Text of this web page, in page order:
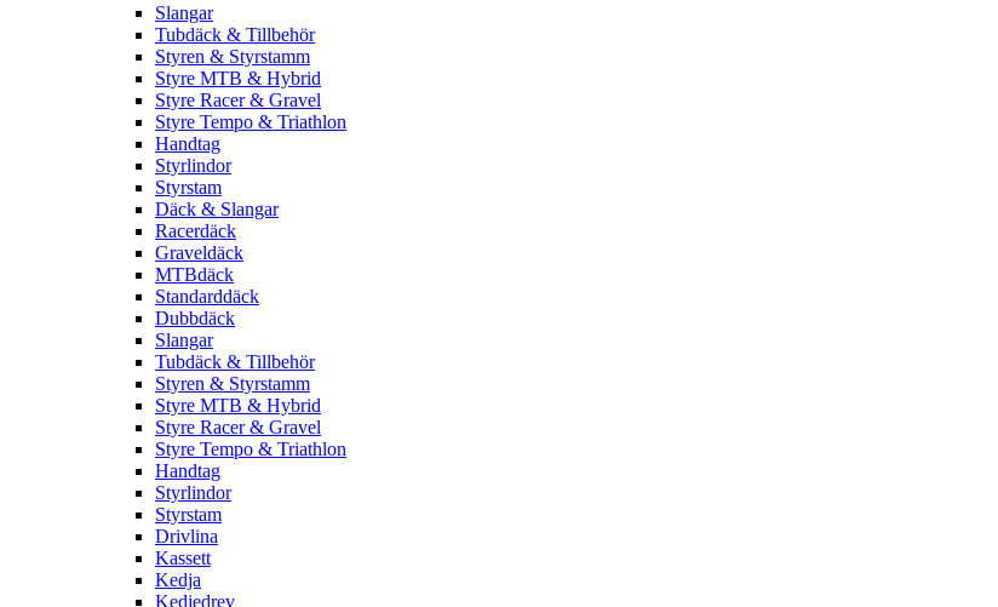
Slangar
Tubdäck & Tillbehör
Styren & Styrstamm
Styre MTB & Hybrid
Styre Racer & Gravel
Styre Tempo & Triathlon
Handtag
Styrlindor
Styrstam
Däck & Slangar
Racerdäck
Graveldäck
MTBdäck
Standarddäck
Dubbdäck
Slangar
Tubdäck & Tillbehör
Styren & Styrstamm
Styre MTB & Hybrid
Styre Racer & Gravel
Styre Tempo & Triathlon
Handtag
Styrlindor
Styrstam
Drivlina
Kassett
Kedja
Kedjedrev